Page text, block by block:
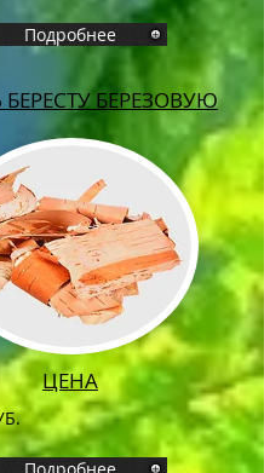
Подробнее
БЕРЕСТУ БЕРЕЗОВУЮ
ЦЕНА